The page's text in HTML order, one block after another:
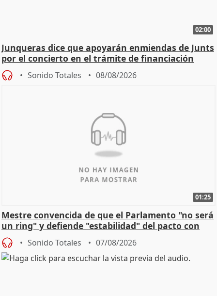
02:00
Junqueras dice que apoyarán enmiendas de Junts
por el concierto en el trámite de financiación
Sonido Totales 08/08/2026
01:25
Mestre convencida de que el Parlamento "no será
un ring" y defiende "estabilidad" del pacto con
Vox
Sonido Totales 07/08/2026